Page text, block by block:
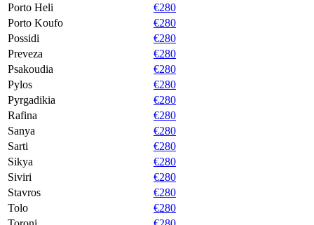
Porto Heli
€280
Porto Koufo
€280
Possidi
€280
Preveza
€280
Psakoudia
€280
Pylos
€280
Pyrgadikia
€280
Rafina
€280
Sanya
€280
Sarti
€280
Sikya
€280
Siviri
€280
Stavros
€280
Tolo
€280